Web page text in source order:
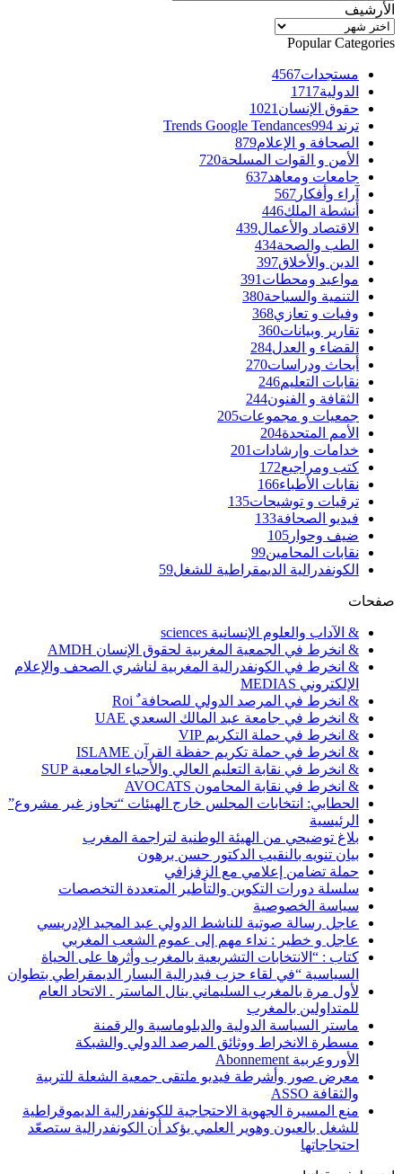
الأرشيف
الأرشيف
Popular Categories
مستجدات4567
الدولية1717
حقوق الإنسان 1021
ترند Trends Google Tendances 994
الصحافة و الإعلام879
الأمن و القوات المسلحة720
جامعات ومعاهد637
آراء وأفكار 567
أنشطة الملك446
الاقتصاد والأعمال439
الطب والصحة434
الدين والأخلاق397
مواعيد ومحطات 391
التنمية والسياحة380
وفيات و تعازي368
تقارير وبيانات360
القضاء و العدل284
أبحاث ودراسات270
نقابات التعليم246
الثقافة و الفنون244
جمعيات و مجموعات205
الأمم المتحدة204
خدامات وإرشادات 201
كتب ومراجيع172
نقابات الأطباء166
ترقيات و توشيحات135
فيديو الصحافة133
ضيف وحوار 105
نقابات المحامين99
الكونفدرالية الديمقراطية للشغل59
صفحات
& الآداب والعلوم الإنسانية sciences
& انخرط في الجمعية المغربية لحقوق الإنسان AMDH
& انخرط في الكونفدرالية المغربية لناشري الصحف والإعلام
الإلكتروني MEDIAS
& انخرط في المرصد الدولي للصحافة ٌ Roi
& انخرط في جامعة عبد المالك السعدي UAE
& انخرط في حملة التكريم VIP
& انخرط في حملة تكريم حفظة القرآن ISLAME
& انخرط في نقابة التعليم العالي والأحياء الجامعية SUP
& انخرط في نقابة المحامون AVOCATS
الحطابي: انتخابات المجلس خارج الهيئات “تجاوز غير مشروع”
الرئيسية
بلاغ توضيحي من الهيئة الوطنية لتراجمة المغرب
بيان تنويه بالنقيب الدكتور حسن برهون
حملة تضامن إعلامي مع الزفزافي
سلسلة دورات التكوين والتأطير المتعددة التخصصات
سياسة الخصوصية
عاجل رسالة صوتية للناشط الدولي عبد المجيد الإدريسي
عاجل و خطير : نداء مهم إلى عموم الشعب المغربي
كتاب : “الانتخابات التشريعية بالمغرب وأثرها على الحياة
السياسية “في لقاء حزب فيدرالية اليسار الديمقراطي بتطوان
لأول مرة بالمغرب السليماني ينال الماستر . الاتحاد العام
للمتداولين بالمغرب
ماستر السياسة الدولية والدبلوماسية والرقمنة
مسطرة الانخراط ووثائق المرصد الدولي والشبكة
الأوروعربية Abonnement
معرض صور وأشرطة فيديو ملتقى جمعية الشعلة للتربية
والثقافة ASSO
منع المسيرة الجهوية الاحتجاجية للكونفدرالية الديموقراطية
للشغل بالعيون وهوير العلمي يؤكد أن الكونفدرالية ستصعّد
احتجاجاتها